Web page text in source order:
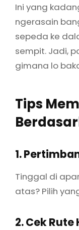
Ini yang
ngerasain
sepeda ke
sempit. Jadi,
gimana lo
Tips
1.
Tinggal di
atas? Pilih
2. Cek Rute